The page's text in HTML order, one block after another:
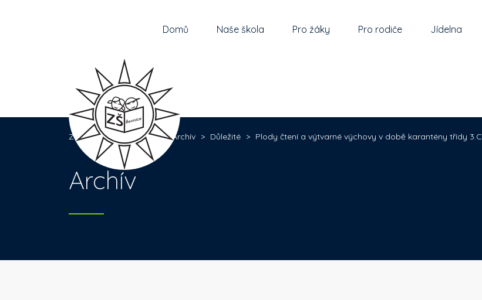
Domů Naše škola Pro žáky Pro rodiče Jídelna
Základní škola Řevnice > Archív > Důležité > Plody čtení a výtvarné výchovy v době karantény třídy 3.C
Archív